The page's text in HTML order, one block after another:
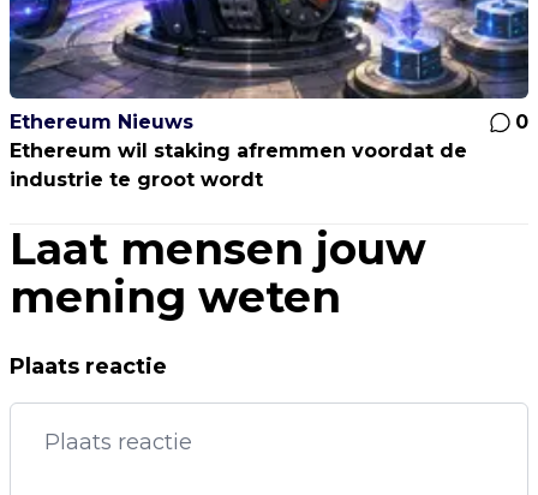
Ethereum Nieuws
0
Ethereum wil staking afremmen voordat de
industrie te groot wordt
Laat mensen jouw
mening weten
Plaats reactie